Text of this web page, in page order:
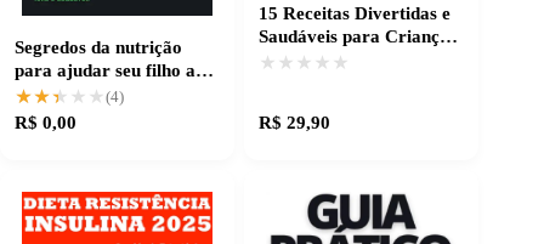
Segredos da nutrição
para ajudar seu filho a
crescer saudável
★★★★★
★★★★★ (4)
R$ 0,00
15 Receitas Divertidas e
Saudáveis para Crianças
se Alimentarem Bem
★★★★★
★★★★★
R$ 29,90